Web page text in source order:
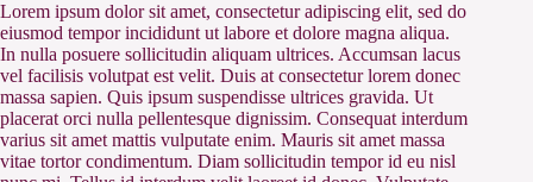
Lorem ipsum dolor sit amet, consectetur adipiscing elit, sed do
eiusmod tempor incididunt ut labore et dolore magna aliqua.
In nulla posuere sollicitudin aliquam ultrices. Accumsan lacus
vel facilisis volutpat est velit. Duis at consectetur lorem donec
massa sapien. Quis ipsum suspendisse ultrices gravida. Ut
placerat orci nulla pellentesque dignissim. Consequat interdum
varius sit amet mattis vulputate enim. Mauris sit amet massa
vitae tortor condimentum. Diam sollicitudin tempor id eu nisl